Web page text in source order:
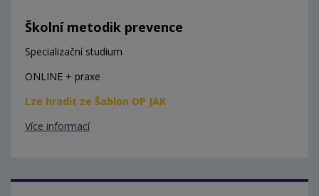
Školní metodik prevence
Specializační studium
ONLINE + praxe
Lze hradit ze Šablon OP JAK
Více informací